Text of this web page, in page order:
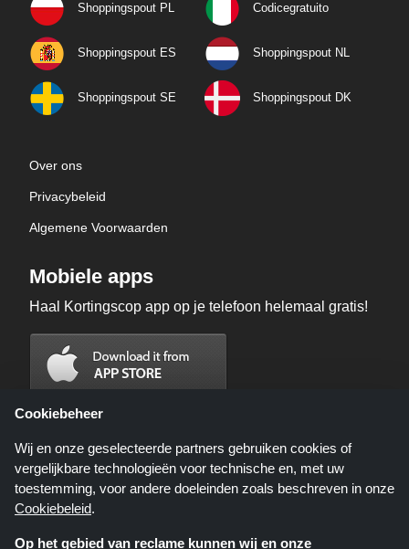
Shoppingspout PL Codicegratuito
Shoppingspout ES Shoppingspout NL
Shoppingspout SE Shoppingspout DK
Over ons
Privacybeleid
Algemene Voorwaarden
Mobiele apps
Haal Kortingscop app op je telefoon helemaal gratis!
Cookiebeheer
Wij en onze geselecteerde partners gebruiken cookies of
vergelijkbare technologieën voor technische en, met uw
toestemming, voor andere doeleinden zoals beschreven in onze
Cookiebeleid.
Op het gebied van reclame kunnen wij en onze